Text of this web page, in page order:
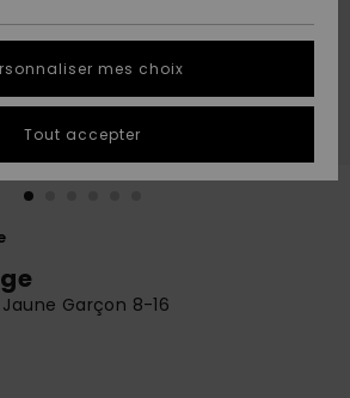
la
rapide
Garçon 8-16
mes choix
Tout accepter